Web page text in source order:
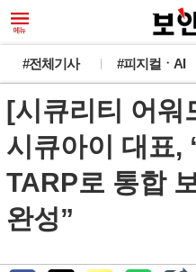
#전체기사 #피지컬ㆍAI
[시큐리티 어워
시큐아이 대표,
TARP로 통합
완성”